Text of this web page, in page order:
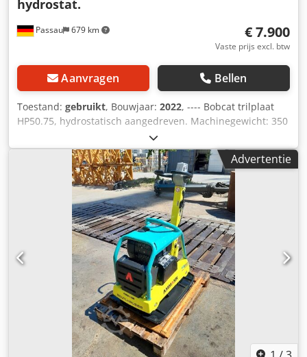
Passau 679 km
hydrostat.
€ 7.900
Vaste prijs excl. btw
Aanvragen Bellen
Toestand: gebruikt, Bouwjaar: 2022, ---- Bobcat trilplaat
HP50.75, hydrostatisch aangedreven. Machinegewicht: 350
kg Lengte van de grondplaat: 450 mm Machinelengte: 900
mm Machinelengte met handgreep: 1.600 mm
Machinehoogte: 820 mm Handgreephoogte (werkpositie):
1.000 mm Handgreephoogte (transport): 1.500 mm
Machinebreedte: 450/600/750 mm Cedpfx Aozkz Tksbuorf
Motor: Hatz Supra 1D50S Brandstof: Diesel Motorvermogen
bij omwentelingen per minuut: 7 kW bij 3200 Maximale
vibratiefrequentie: 70 Hz Maximale centrifugale kracht: 50
kN Maximale hellingshoek: 36% Amplitude: 1,7 mm
Advertentie